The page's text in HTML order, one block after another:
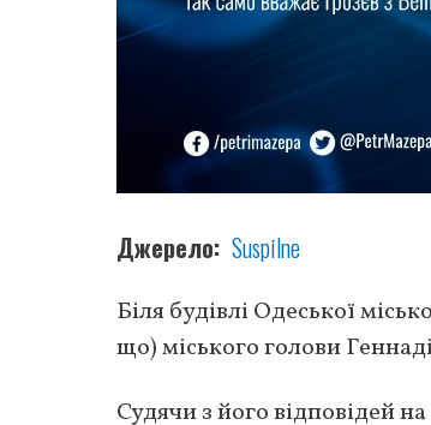
Джерело Suspilne
Біля будівлі Одеської
що) міського голови
Судячи з його відповідей